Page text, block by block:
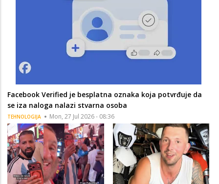
Facebook Verified je besplatna oznaka koja potvrđuje da
se iza naloga nalazi stvarna osoba
TEHNOLOGIJA Mon, 27 Jul 2026 - 08:36